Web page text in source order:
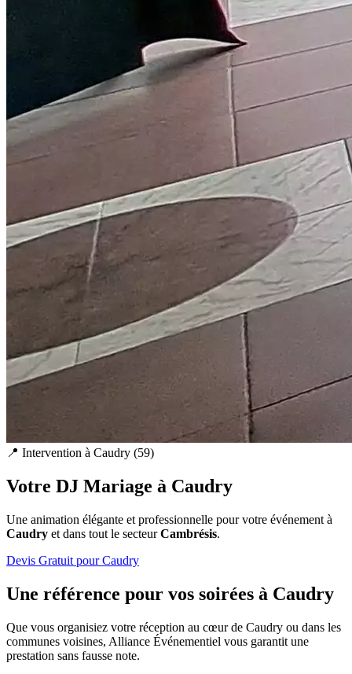
📍 Intervention à Caudry (59)
Votre DJ Mariage à Caudry
Une animation élégante et professionnelle pour votre événement à
Caudry et dans tout le secteurCambrésis.
Devis Gratuit pourCaudry
Une référence pour vos soirées à Caudry
Que vous organisiez votre réception au cœur de Caudry ou dans les
communes voisines, Alliance Événementiel vous garantit une
prestation sans fausse note.